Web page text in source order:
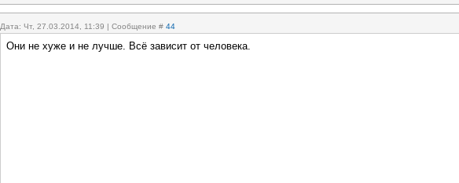
Дата: Чт, 27.03.2014, 11:39 | Сообщение # 44
Они не хуже и не лучше. Всё зависит от человека.